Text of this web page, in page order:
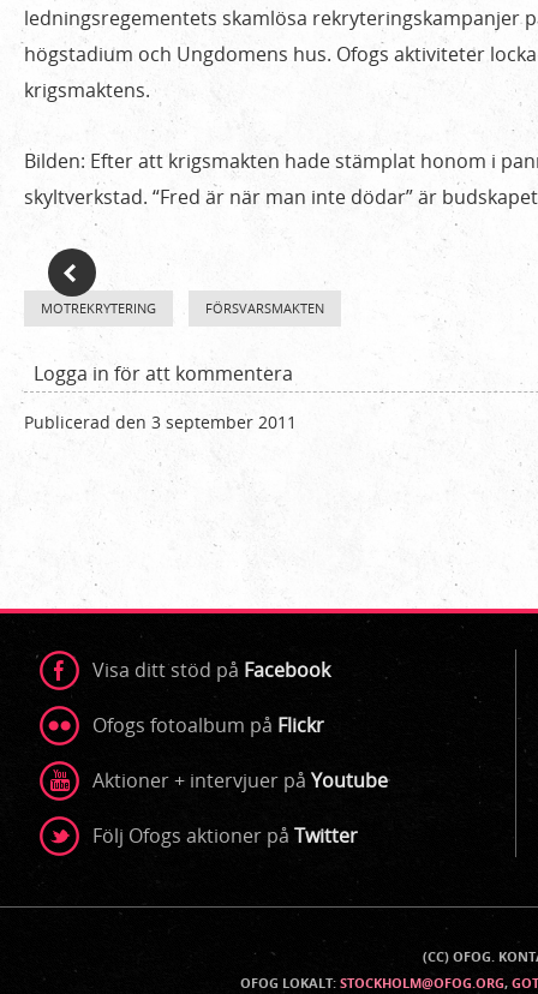
ledningsregementets skamlösa rekryteringskampanjer
högstadium och Ungdomens hus. Ofogs aktiviteter
krigsmaktens.
Bilden: Efter att krigsmakten hade stämplat honom i
skyltverkstad. “Fred är när man inte dödar” är
MOTREKRYTERING FÖRSVARSMAKTEN
Logga in för att kommentera
Publicerad den 3 september 2011
Visa ditt stöd på Facebook
Ofogs fotoalbum på Flickr
Aktioner + intervjuer på Youtube
Följ Ofogs aktioner på Twitter
Kontaktinfo
(CC) OFOG.
OFOG LOKALT: STOCKHOLM@OFOG.ORG,